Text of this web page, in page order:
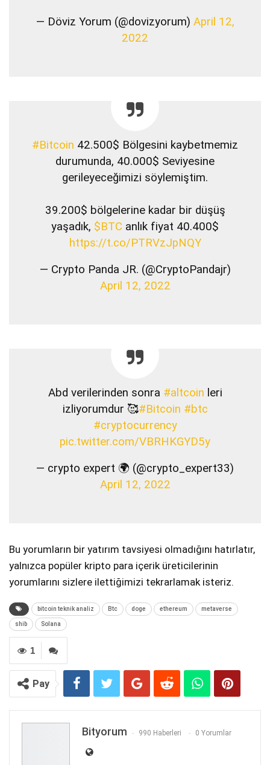
— Döviz Yorum (@dovizyorum) April 12,
2022
#Bitcoin 42.500$ Bölgesini kaybetmemiz
durumunda, 40.000$ Seviyesine
gerileyeceğimizi söylemiştim.
39.200$ bölgelerine kadar bir düşüş
yaşadık, $BTC anlık fiyat 40.400$
https://t.co/PTRVzJpNQY
— Crypto Panda JR. (@CryptoPandajr)
April 12, 2022
Abd verilerinden sonra #altcoin leri
izliyorumdur 🥰#Bitcoin #btc
#cryptocurrency
pic.twitter.com/VBRHKGYD5y
— crypto expert 🌍 (@crypto_expert33)
April 12, 2022
Bu yorumların bir yatırım tavsiyesi olmadığını hatırlatır,
yalnızca popüler kripto para içerik üreticilerinin
yorumlarını sizlere ilettiğimizi tekrarlamak isteriz.
bitcoin teknik analiz Btc doge ethereum metaverse
shib Solana
1
Pay
Bityorum 990 Haberleri 0 Yorumlar